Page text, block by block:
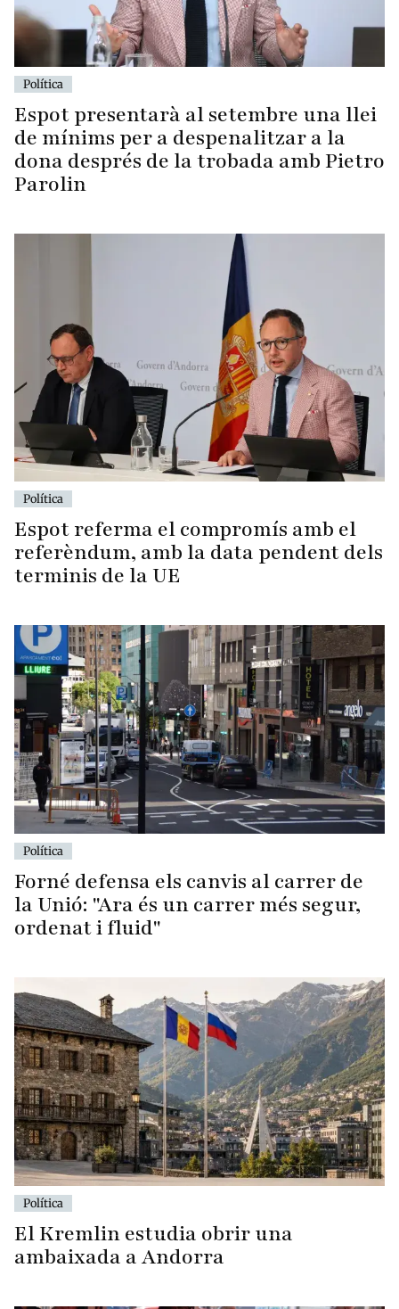
Política
Espot presentarà al setembre una llei
de mínims per a despenalitzar a la
dona després de la trobada amb Pietro
Parolin
Política
Espot referma el compromís amb el
referèndum, amb la data pendent dels
terminis de la UE
Política
Forné defensa els canvis al carrer de
la Unió: "Ara és un carrer més segur,
ordenat i fluid"
Política
El Kremlin estudia obrir una
ambaixada a Andorra